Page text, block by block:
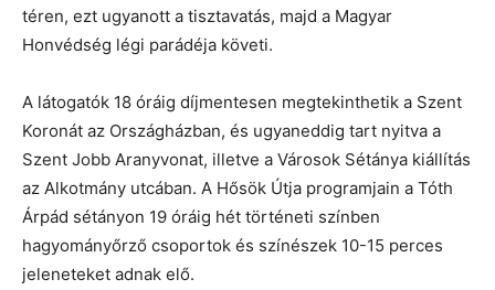
téren, ezt ugyanott a tisztavatás, majd a Magyar
Honvédség légi parádéja követi.
A látogatók 18 óráig díjmentesen megtekinthetik a Szent
Koronát az Országházban, és ugyaneddig tart nyitva a
Szent Jobb Aranyvonat, illetve a Városok Sétánya kiállítás
az Alkotmány utcában. A Hősök Útja programjain a Tóth
Árpád sétányon 19 óráig hét történeti színben
hagyományőrző csoportok és színészek 10-15 perces
jeleneteket adnak elő.